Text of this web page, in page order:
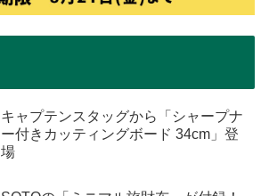
キャプテンスタッグから「シャープナ
ー付きカッティングボード 34cm」登
場